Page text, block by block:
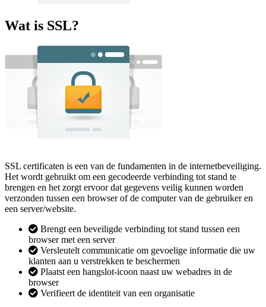
Wat is SSL?
SSL certificaten is een van de fundamenten in de internetbeveiliging.
Het wordt gebruikt om een gecodeerde verbinding tot stand te
brengen en het zorgt ervoor dat gegevens veilig kunnen worden
verzonden tussen een browser of de computer van de gebruiker en
een server/website.
Brengt een beveiligde verbinding tot stand tussen een
browser met een server
Versleutelt communicatie om gevoelige informatie die uw
klanten aan u verstrekken te beschermen
Plaatst een hangslot-icoon naast uw webadres in de
browser
Verifieert de identiteit van een organisatie